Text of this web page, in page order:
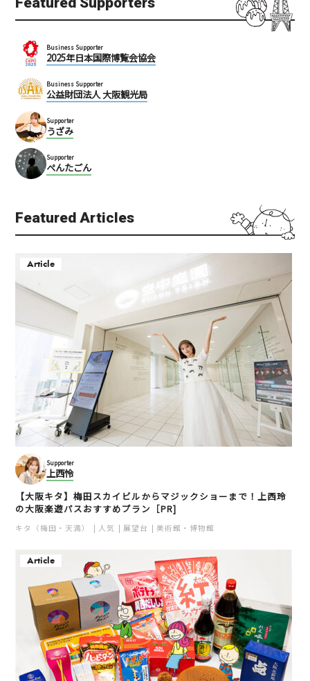
Business Supporter
2025年日本国際博覧会協会
Business Supporter
公益財団法人 大阪観光局
Supporter
うざみ
Supporter
ぺんたごん
Featured Articles
Article
Supporter
上西怜
【大阪キタ】梅田スカイビルからマジックショーまで！上西玲
の大阪楽遊パスおすすめプラン［PR]
キタ（梅田・天満） 人気 展望台 美術館・博物館
Article